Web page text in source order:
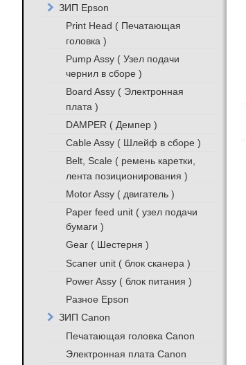
ЗИП Epson
Print Head ( Печатающая
головка )
Pump Assy ( Узел подачи
чернил в сборе )
Board Assy ( Электронная
плата )
DAMPER ( Демпер )
Cable Assy ( Шлейф в сборе )
Belt, Scale ( ремень каретки,
лента позиционирования )
Motor Assy ( двигатель )
Paper feed unit ( узел подачи
бумаги )
Gear ( Шестерня )
Scaner unit ( блок сканера )
Power Assy ( блок питания )
Разное Epson
ЗИП Canon
Печатающая головка Canon
Электронная плата Canon